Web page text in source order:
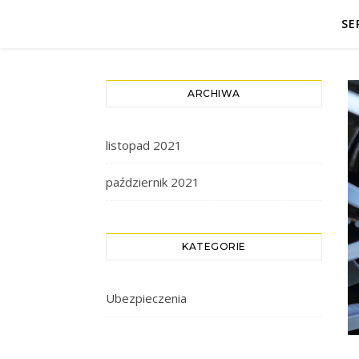
ARCHIWA
listopad 2021
październik 2021
KATEGORIE
Ubezpieczenia